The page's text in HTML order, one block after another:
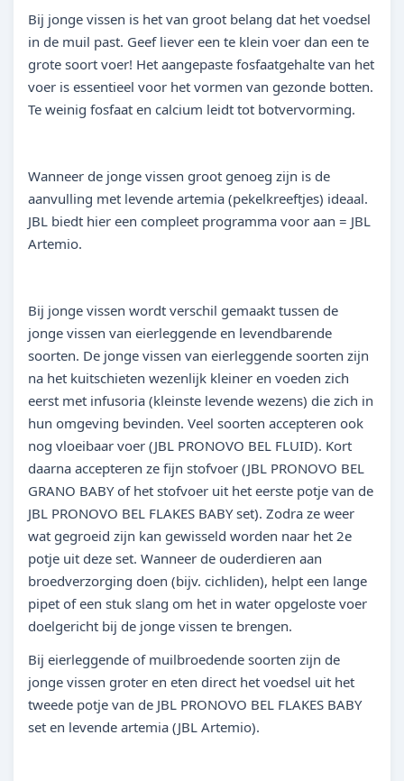
Bij jonge vissen is het van groot belang dat het voedsel
in de muil past. Geef liever een te klein voer dan een te
grote soort voer! Het aangepaste fosfaatgehalte van het
voer is essentieel voor het vormen van gezonde botten.
Te weinig fosfaat en calcium leidt tot botvervorming.
Wanneer de jonge vissen groot genoeg zijn is de
aanvulling met levende artemia (pekelkreeftjes) ideaal.
JBL biedt hier een compleet programma voor aan = JBL
Artemio.
Bij jonge vissen wordt verschil gemaakt tussen de
jonge vissen van eierleggende en levendbarende
soorten. De jonge vissen van eierleggende soorten zijn
na het kuitschieten wezenlijk kleiner en voeden zich
eerst met infusoria (kleinste levende wezens) die zich in
hun omgeving bevinden. Veel soorten accepteren ook
nog vloeibaar voer (JBL PRONOVO BEL FLUID). Kort
daarna accepteren ze fijn stofvoer (JBL PRONOVO BEL
GRANO BABY of het stofvoer uit het eerste potje van de
JBL PRONOVO BEL FLAKES BABY set). Zodra ze weer
wat gegroeid zijn kan gewisseld worden naar het 2e
potje uit deze set. Wanneer de ouderdieren aan
broedverzorging doen (bijv. cichliden), helpt een lange
pipet of een stuk slang om het in water opgeloste voer
doelgericht bij de jonge vissen te brengen.
Bij eierleggende of muilbroedende soorten zijn de
jonge vissen groter en eten direct het voedsel uit het
tweede potje van de JBL PRONOVO BEL FLAKES BABY
set en levende artemia (JBL Artemio).